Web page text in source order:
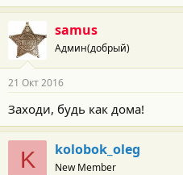
samus
Админ(добрый)
21 Окт 2016
Заходи, будь как дома!
K kolobok_oleg
New Member